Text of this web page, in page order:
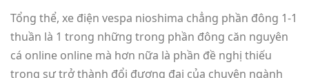
Tổng thể, xe điện vespa nioshima chẳng phần đông 1-1
thuần là 1 trong những trong phần đông căn nguyên
cá online online mà hơn nữa là phần đề nghị thiếu
trong sự trở thành đổi đương đại của chuyên ngành